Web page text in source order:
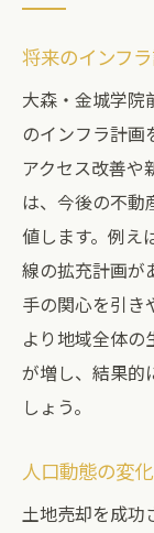
将来のインフ
大森・金城学院
のインフラ計画
アクセス改善や
は、今後の不動
値します。例え
線の拡充計画が
手の関心を引き
より地域全体の
が増し、結果的
しょう。
人口動態の変
土地売却を成功